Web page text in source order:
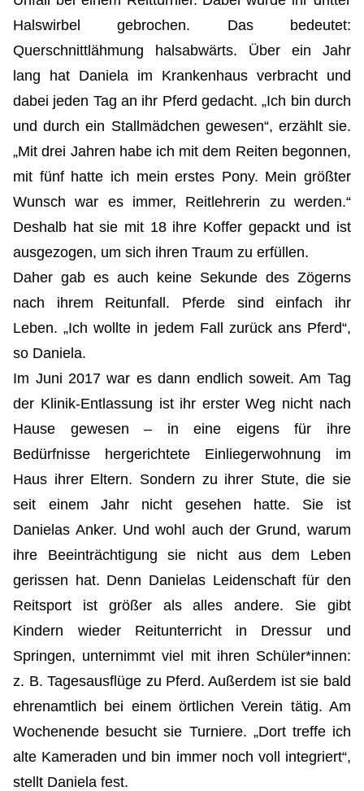
Halswirbel gebrochen. Das bedeutet:
Querschnittlähmung halsabwärts. Über ein Jahr
lang hat Daniela im Krankenhaus verbracht und
dabei jeden Tag an ihr Pferd gedacht. „Ich bin durch
und durch ein Stallmädchen gewesen“, erzählt sie.
„Mit drei Jahren habe ich mit dem Reiten begonnen,
mit fünf hatte ich mein erstes Pony. Mein größter
Wunsch war es immer, Reitlehrerin zu werden.“
Deshalb hat sie mit 18 ihre Koffer gepackt und ist
ausgezogen, um sich ihren Traum zu erfüllen.
Daher gab es auch keine Sekunde des Zögerns
nach ihrem Reitunfall. Pferde sind einfach ihr
Leben. „Ich wollte in jedem Fall zurück ans Pferd“,
so Daniela.
Im Juni 2017 war es dann endlich soweit. Am Tag
der Klinik-Entlassung ist ihr erster Weg nicht nach
Hause gewesen – in eine eigens für ihre
Bedürfnisse hergerichtete Einliegerwohnung im
Haus ihrer Eltern. Sondern zu ihrer Stute, die sie
seit einem Jahr nicht gesehen hatte. Sie ist
Danielas Anker. Und wohl auch der Grund, warum
ihre Beeinträchtigung sie nicht aus dem Leben
gerissen hat. Denn Danielas Leidenschaft für den
Reitsport ist größer als alles andere. Sie gibt
Kindern wieder Reitunterricht in Dressur und
Springen, unternimmt viel mit ihren Schüler*innen:
z. B. Tagesausflüge zu Pferd. Außerdem ist sie bald
ehrenamtlich bei einem örtlichen Verein tätig. Am
Wochenende besucht sie Turniere. „Dort treffe ich
alte Kameraden und bin immer noch voll integriert“,
stellt Daniela fest.